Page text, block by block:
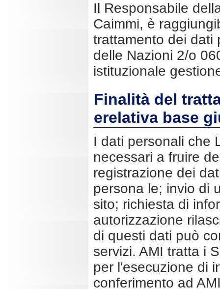
Il Responsabile
Caimmi, è
trattamento dei dati
delle Nazioni 2/o
istituzionale
Finalità del
erelativa base
I dati personali che
necessari a fruire
registrazione dei
persona le; invio di
sito; richiesta di
autorizzazione
di questi dati può
servizi. AMI tratta i
per l'esecuzione di
conferimento ad